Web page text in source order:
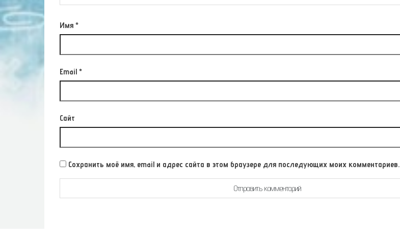
Имя *
Email *
Сайт
Сохранить моё имя, email и адрес сайта в этом браузере для последующих моих комментариев.